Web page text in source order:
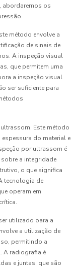
abordaremos os
método envolve a
de sinais de
A inspeção visual
que permitem uma
a inspeção visual
ser suficiente para
Este método
do material e
por ultrassom é
a integridade
o que significa
tecnologia de
operam em
utilizado para a
a utilização de
permitindo a
A radiografia é
e juntas, que são